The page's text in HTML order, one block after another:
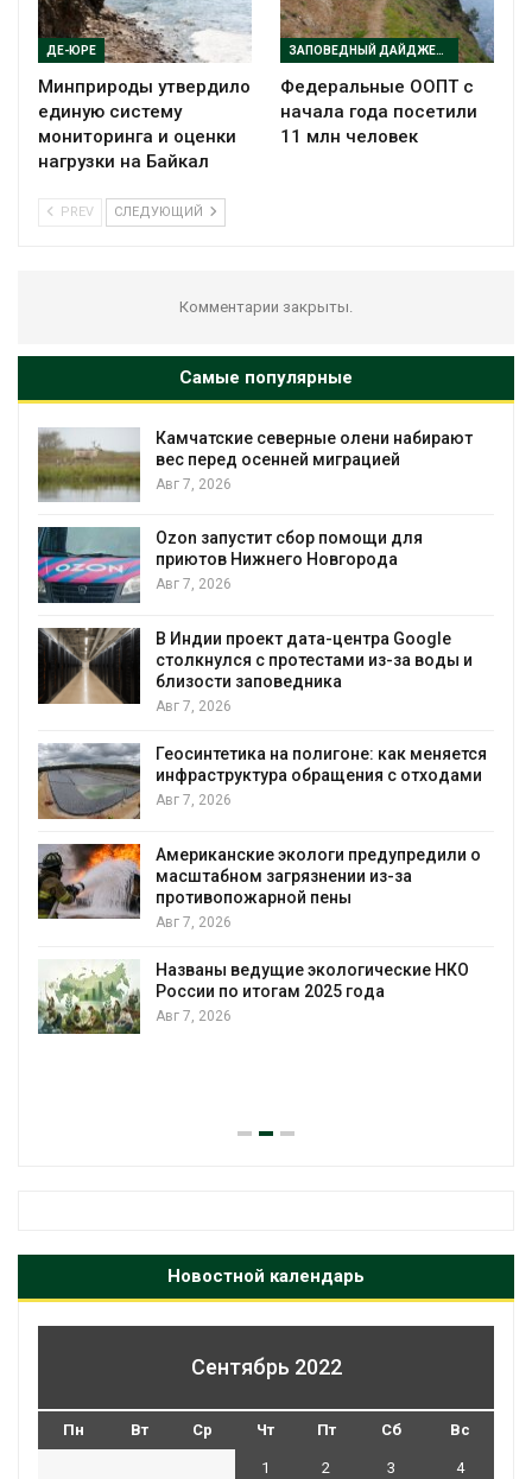
ДЕ-ЮРЕ
Минприроды утвердило
единую систему
мониторинга и оценки
нагрузки на Байкал
ЗАПОВЕДНЫЙ ДАЙДЖЕСТ
Федеральные ООПТ с
начала года посетили
11 млн человек
PREV СЛЕДУЮЩИЙ
Комментарии закрыты.
Самые популярные
Камчатские северные олени набирают
вес перед осенней миграцией
Авг 7, 2026
Ozon запустит сбор помощи для
приютов Нижнего Новгорода
Авг 7, 2026
В Индии проект дата-центра Google
столкнулся с протестами из-за воды и
близости заповедника
Авг 7, 2026
Геосинтетика на полигоне: как меняется
инфраструктура обращения с отходами
Авг 7, 2026
Американские экологи предупредили о
масштабном загрязнении из-за
противопожарной пены
Авг 7, 2026
Названы ведущие экологические НКО
России по итогам 2025 года
Авг 7, 2026
Новостной календарь
Сентябрь 2022
Пн Вт Ср Чт Пт Сб Вс
1 2 3 4